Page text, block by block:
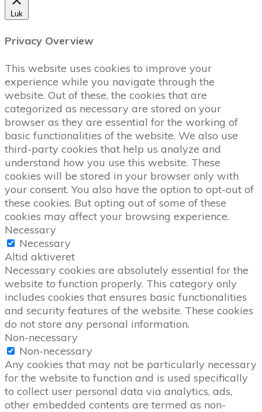
Luk
Privacy Overview
This website uses cookies to improve your
experience while you navigate through the
website. Out of these, the cookies that are
categorized as necessary are stored on your
browser as they are essential for the working of
basic functionalities of the website. We also use
third-party cookies that help us analyze and
understand how you use this website. These
cookies will be stored in your browser only with
your consent. You also have the option to opt-out of
these cookies. But opting out of some of these
cookies may affect your browsing experience.
Necessary
Necessary
Altid aktiveret
Necessary cookies are absolutely essential for the
website to function properly. This category only
includes cookies that ensures basic functionalities
and security features of the website. These cookies
do not store any personal information.
Non-necessary
Non-necessary
Any cookies that may not be particularly necessary
for the website to function and is used specifically
to collect user personal data via analytics, ads,
other embedded contents are termed as non-